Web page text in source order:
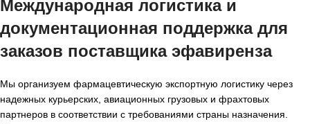
Международная логистика и
документационная поддержка для
заказов поставщика эфавиренза
Мы организуем фармацевтическую экспортную логистику через
надежных курьерских, авиационных грузовых и фрахтовых
партнеров в соответствии с требованиями страны назначения.